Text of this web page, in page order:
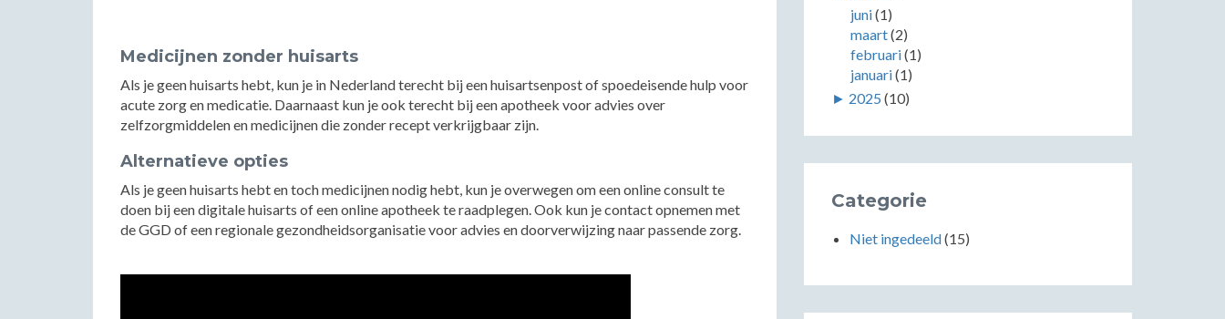
Medicijnen zonder huisarts
Als je geen huisarts hebt, kun je in Nederland terecht bij een huisartsenpost of spoedeisende hulp voor
acute zorg en medicatie. Daarnaast kun je ook terecht bij een apotheek voor advies over
zelfzorgmiddelen en medicijnen die zonder recept verkrijgbaar zijn.
Alternatieve opties
Als je geen huisarts hebt en toch medicijnen nodig hebt, kun je overwegen om een online consult te
doen bij een digitale huisarts of een online apotheek te raadplegen. Ook kun je contact opnemen met
de GGD of een regionale gezondheidsorganisatie voor advies en doorverwijzing naar passende zorg.
juni(1)
maart(2)
februari(1)
januari(1)
► 2025 (10)
Categorie
Niet ingedeeld(15)